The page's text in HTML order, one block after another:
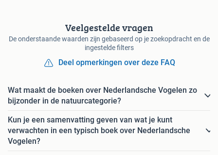
Veelgestelde vragen
De onderstaande waarden zijn gebaseerd op je zoekopdracht en de
ingestelde filters
Deel opmerkingen over deze FAQ
Wat maakt de boeken over Nederlandsche Vogelen zo
bijzonder in de natuurcategorie?
Kun je een samenvatting geven van wat je kunt
verwachten in een typisch boek over Nederlandsche
Vogelen?